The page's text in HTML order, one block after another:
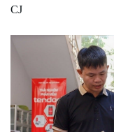
CJ